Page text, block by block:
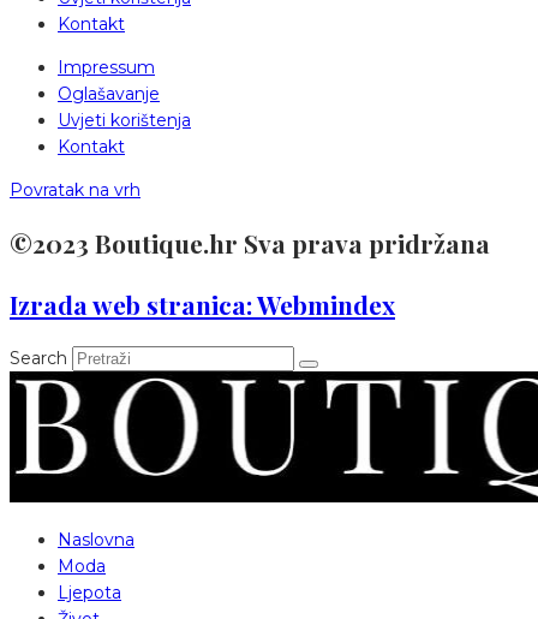
Kontakt
Impressum
Oglašavanje
Uvjeti korištenja
Kontakt
Povratak na vrh
©2023 Boutique.hr Sva prava pridržana
Izrada web stranica: Webmindex
Search
Naslovna
Moda
Ljepota